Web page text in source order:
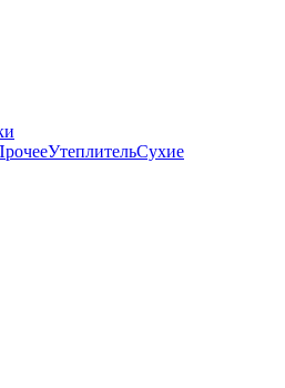
УтеплительСухие